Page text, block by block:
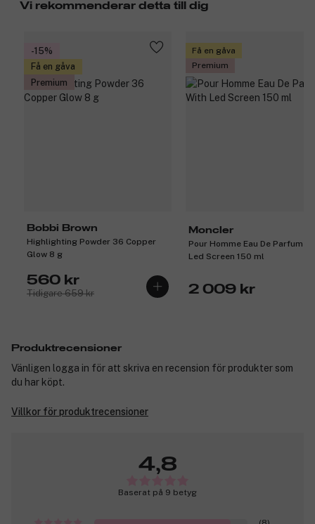
Vi rekommenderar detta till dig
-15%
Få en gåva
Premium
Bobbi Brown
Highlighting Powder 36 Copper
Glow 8 g
560 kr
Tidigare 659 kr
Få en gåva
Premium
Moncler
Pour Homme Eau De Parfum
Led Screen 150 ml
2 009 kr
Produktrecensioner
Vänligen logga in för att skriva en recension för produkter som
du har köpt.
Villkor för produktrecensioner
4,8
Baserat på 9 betyg